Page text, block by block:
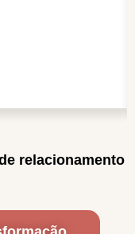
relacionamento